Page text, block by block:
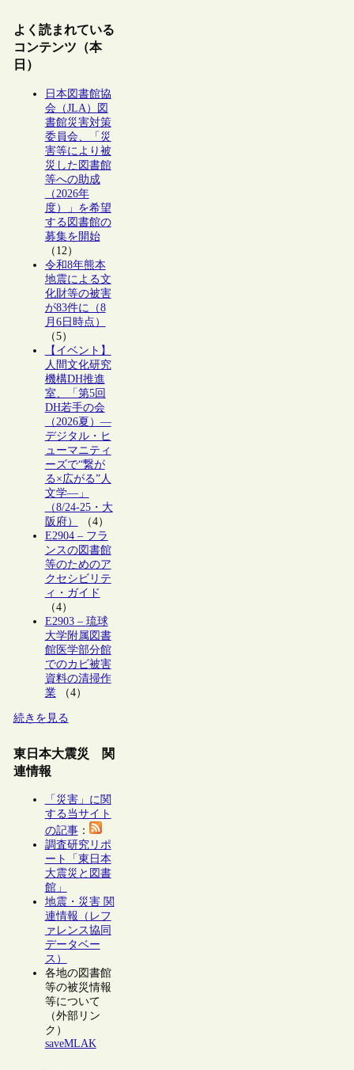
よく読まれている
コンテンツ（本
日）
日本図書館協
会（JLA）図
書館災害対策
委員会、「災
害等により被
災した図書館
等への助成
（2026年
度）」を希望
する図書館の
募集を開始
（12）
令和8年熊本
地震による文
化財等の被害
が83件に（8
月6日時点）
（5）
【イベント】
人間文化研究
機構DH推進
室、「第5回
DH若手の会
（2026夏）―
デジタル・ヒ
ューマニティ
ーズで“繋が
る×広がる”人
文学―」
（8/24-25・大
阪府）
（4）
E2904 – フラ
ンスの図書館
等のためのア
クセシビリテ
ィ・ガイド
（4）
E2903 – 琉球
大学附属図書
館医学部分館
でのカビ被害
資料の清掃作
業（4）
続きを見る
東日本大震災 関
連情報
「災害」に関
する当サイト
の記事：
調査研究リポ
ート「東日本
大震災と図書
館」
地震・災害 関
連情報（レフ
ァレンス協同
データベー
ス）
各地の図書館
等の被災情報
等について
（外部リン
ク）
saveMLAK